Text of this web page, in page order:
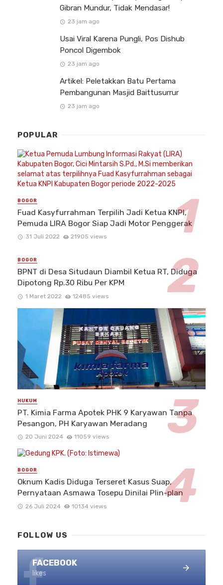
Gibran Mundur, Tidak Mendasar!
23 jam ago
Usai Viral Karena Pungli, Pos Dishub
Poncol Digembok
23 jam ago
Artikel: Peletakkan Batu Pertama
Pembangunan Masjid Baittusurrur
23 jam ago
POPULAR
BOGOR
Fuad Kasyfurrahman Terpilih Jadi Ketua KNPI,
Pemuda LIRA Bogor Siap Jadi Motor Penggerak
31 Juli 2022 21905 views
BOGOR
BPNT di Desa Situdaun Diambil Ketua RT, Diduga
Dipotong Rp.30 Ribu Per KPM
1 Maret 2022 12485 views
HUKUM
PT. Kimia Farma Apotek PHK 9 Karyawan Tanpa
Pesangon, PH Karyawan Meradang
20 Juni 2024 11059 views
BOGOR
Oknum Kadis Diduga Terseret Kasus Suap,
Pernyataan Asmawa Tosepu Dinilai Plin-plan
26 Juli 2024 10134 views
FOLLOW US
FACEBOOK
likes